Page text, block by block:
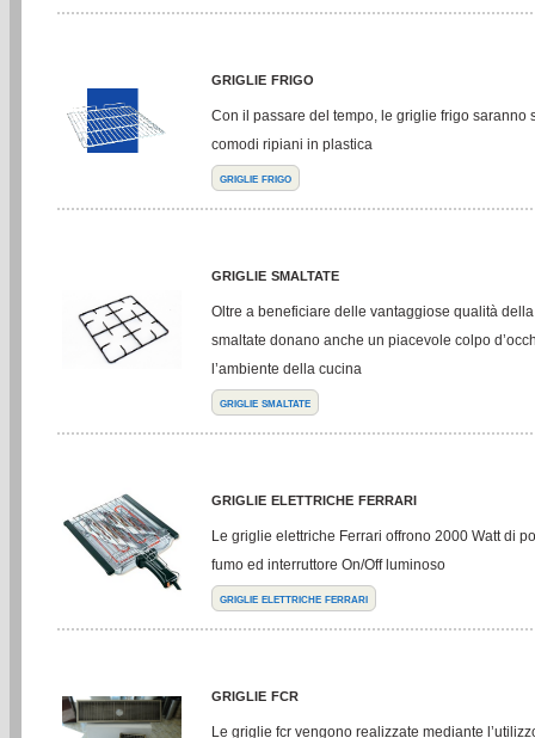
griglie frigo
Con il passare del tempo, le griglie frigo saranno
comodi ripiani in plastica
griglie frigo
griglie smaltate
Oltre a beneficiare delle vantaggiose qualità
smaltate donano anche un piacevole colpo
l’ambiente della cucina
griglie smaltate
griglie elettriche ferrari
Le griglie elettriche Ferrari offrono 2000 Watt di
fumo ed interruttore On/Off luminoso
griglie elettriche ferrari
griglie fcr
Le griglie fcr vengono realizzate mediante